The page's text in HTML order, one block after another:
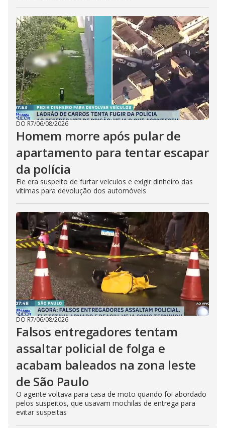
DO R7/06/08/2026
Homem morre após pular de
apartamento para tentar escapar
da polícia
Ele era suspeito de furtar veículos e exigir dinheiro das
vítimas para devolução dos automóveis
DO R7/06/08/2026
Falsos entregadores tentam
assaltar policial de folga e
acabam baleados na zona leste
de São Paulo
O agente voltava para casa de moto quando foi abordado
pelos suspeitos, que usavam mochilas de entrega para
evitar suspeitas